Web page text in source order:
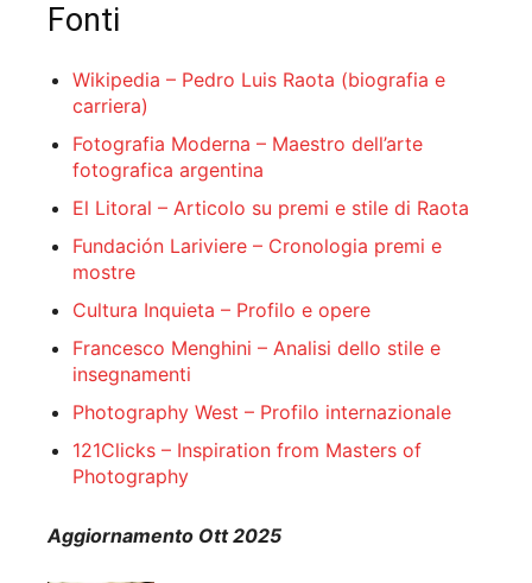
Fonti
Wikipedia – Pedro Luis Raota (biografia e
carriera)
Fotografia Moderna – Maestro dell’arte
fotografica argentina
El Litoral – Articolo su premi e stile di Raota
Fundación Lariviere – Cronologia premi e
mostre
Cultura Inquieta – Profilo e opere
Francesco Menghini – Analisi dello stile e
insegnamenti
Photography West – Profilo internazionale
121Clicks – Inspiration from Masters of
Photography
Aggiornamento Ott 2025